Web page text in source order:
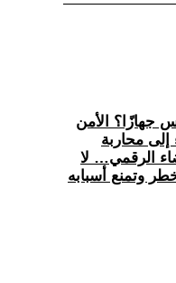
جهازًا؟ الأمن
إلى محاربة
الرقمي… لا
وتمنع أسبابه